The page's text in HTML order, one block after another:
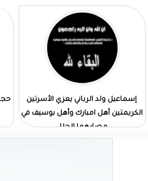
إسماعيل ولد الرباني يعزي الأسرتين
الكريمتين أهل امبارك وأهل بوسيف في
مصابهما الجلل